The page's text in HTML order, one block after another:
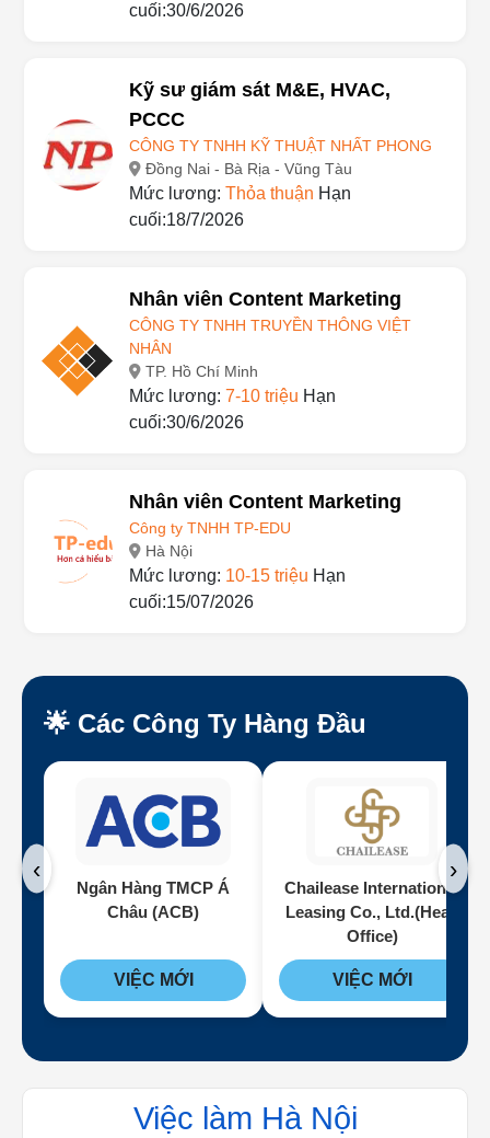
cuối:30/6/2026
Kỹ sư giám sát M&E, HVAC,
PCCC
CÔNG TY TNHH KỸ THUẬT NHẤT PHONG
Đồng Nai - Bà Rịa - Vũng Tàu
Mức lương: Thỏa thuận Hạn
cuối:18/7/2026
Nhân viên Content Marketing
CÔNG TY TNHH TRUYỀN THÔNG VIỆT
NHÂN
TP. Hồ Chí Minh
Mức lương: 7-10 triệu Hạn
cuối:30/6/2026
Nhân viên Content Marketing
Công ty TNHH TP-EDU
Hà Nội
Mức lương: 10-15 triệu Hạn
cuối:15/07/2026
🌟 Các Công Ty Hàng Đầu
‹ ›
Ngân Hàng TMCP Á
Châu (ACB)
VIỆC MỚI
Chailease International
Leasing Co., Ltd.(Head
Office)
VIỆC MỚI
Việc làm Hà Nội